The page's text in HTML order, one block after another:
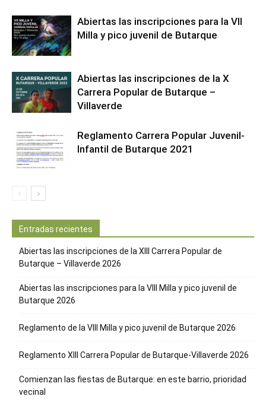
Abiertas las inscripciones para la VII
Milla y pico juvenil de Butarque
Abiertas las inscripciones de la X
Carrera Popular de Butarque –
Villaverde
Reglamento Carrera Popular Juvenil-
Infantil de Butarque 2021
Entradas recientes
Abiertas las inscripciones de la XIII Carrera Popular de
Butarque – Villaverde 2026
Abiertas las inscripciones para la VIII Milla y pico juvenil de
Butarque 2026
Reglamento de la VIII Milla y pico juvenil de Butarque 2026
Reglamento XIII Carrera Popular de Butarque-Villaverde 2026
Comienzan las fiestas de Butarque: en este barrio, prioridad
vecinal